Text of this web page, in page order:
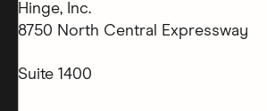
Hinge, Inc.
8750 North Central Expressway
Suite 1400